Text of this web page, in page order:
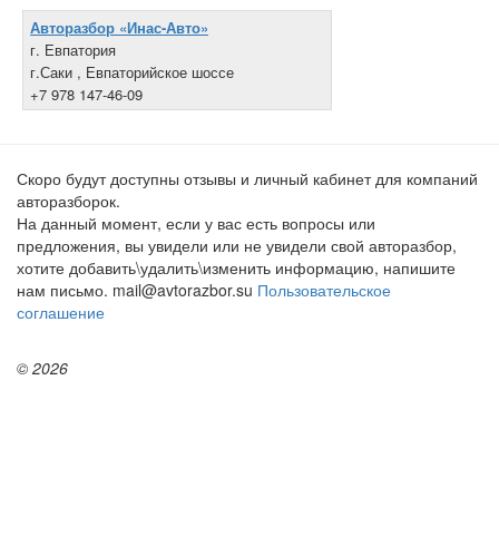
Авторазбор «Инас-Авто»
г. Евпатория
г.Саки , Евпаторийское шоссе
+7 978 147-46-09
Скоро будут доступны отзывы и личный кабинет для компаний
авторазборок.
На данный момент, если у вас есть вопросы или
предложения, вы увидели или не увидели свой авторазбор,
хотите добавить\удалить\изменить информацию, напишите
нам письмо. mail@avtorazbor.su Пользовательское
соглашение
© 2026